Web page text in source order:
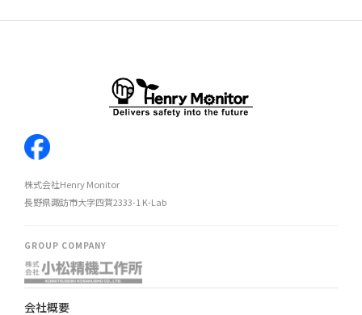
株式会社Henry Monitor
長野県諏訪市大字四賀2333-1 K-Lab
GROUP COMPANY
会社概要